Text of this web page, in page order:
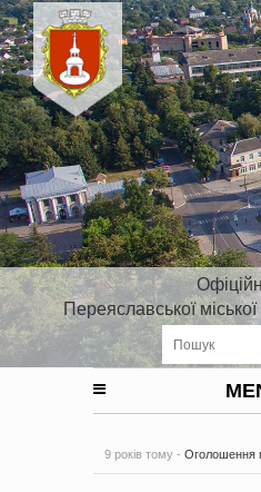
Переяславської
9 років тому - Оголошення